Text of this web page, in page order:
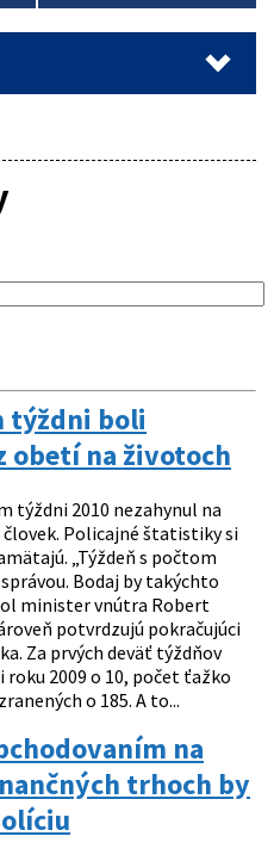
týždni boli
obetí na životoch
týždni 2010 nezahynul na
človek. Policajné štatistiky si
„Týždeň s počtom
Bodaj by takýchto
minister vnútra Robert
potvrdzujú pokračujúci
Za prvých deväť týždňov
2009 o 10, počet ťažko
o 185. A to...
na
trhoch by